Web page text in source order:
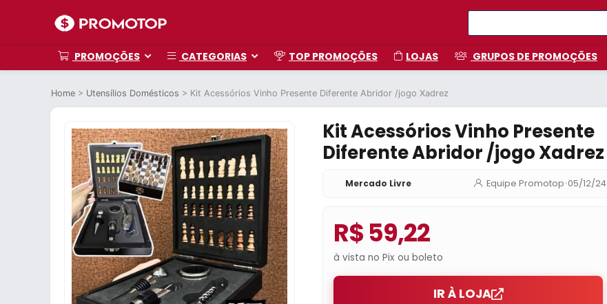
PROMOÇÕES CATEGORIAS TOP PROMOÇÕES LOJAS GRUPOS DE PROMOÇÕES
Home > Utensílios Domésticos > Kit Acessórios Vinho Presente Diferente Abridor /jogo Xadrez
Kit Acessórios Vinho Presente
Diferente Abridor /jogo Xadrez
Mercado Livre Equipe Promotop•05/12/24
R$ 59,22
à vista no Pix ou boleto
IR À LOJA